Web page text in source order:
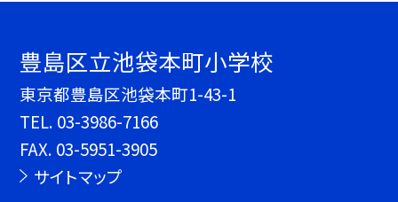
豊島区立池袋本町小学校
東京都豊島区池袋本町1-43-1
TEL. 03-3986-7166
FAX. 03-5951-3905
サイトマップ